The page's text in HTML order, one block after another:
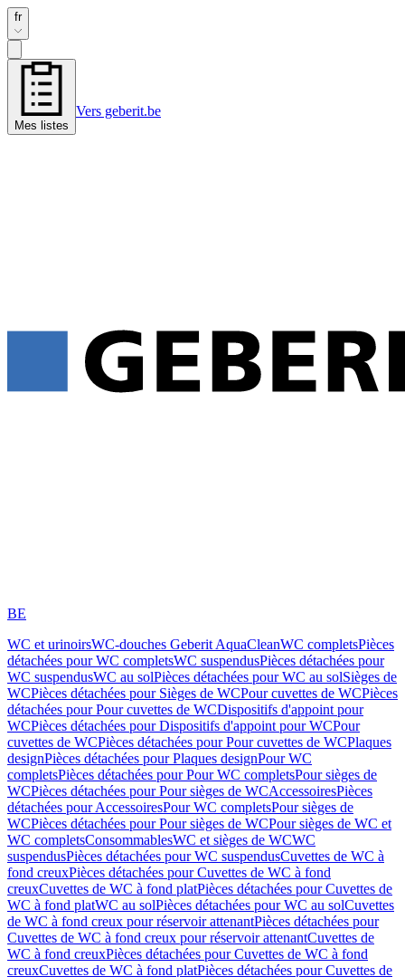
fr
Mes listes
Vers geberit.be
BE
WC et urinoirsWC-douches Geberit AquaCleanWC completsPièces
détachées pour WC completsWC suspendusPièces détachées pour
WC suspendusWC au solPièces détachées pour WC au solSièges de
WCPièces détachées pour Sièges de WCPour cuvettes de WCPièces
détachées pour Pour cuvettes de WCDispositifs d'appoint pour
WCPièces détachées pour Dispositifs d'appoint pour WCPour
cuvettes de WCPièces détachées pour Pour cuvettes de WCPlaques
designPièces détachées pour Plaques designPour WC
completsPièces détachées pour Pour WC completsPour sièges de
WCPièces détachées pour Pour sièges de WCAccessoiresPièces
détachées pour AccessoiresPour WC completsPour sièges de
WCPièces détachées pour Pour sièges de WCPour sièges de WC et
WC completsConsommablesWC et sièges de WCWC
suspendusPièces détachées pour WC suspendusCuvettes de WC à
fond creuxPièces détachées pour Cuvettes de WC à fond
creuxCuvettes de WC à fond platPièces détachées pour Cuvettes de
WC à fond platWC au solPièces détachées pour WC au solCuvettes
de WC à fond creux pour réservoir attenantPièces détachées pour
Cuvettes de WC à fond creux pour réservoir attenantCuvettes de
WC à fond creuxPièces détachées pour Cuvettes de WC à fond
creuxCuvettes de WC à fond platPièces détachées pour Cuvettes de